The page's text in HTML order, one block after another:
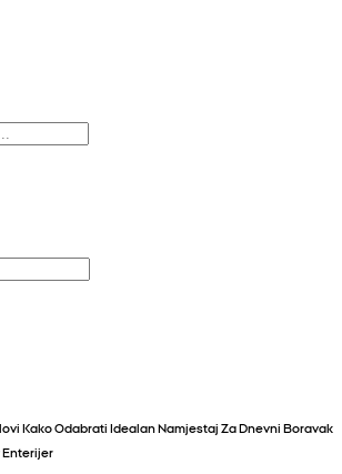
Kako Odabrati Idealan Namjestaj Za Dnevni Boravak
Enterijer